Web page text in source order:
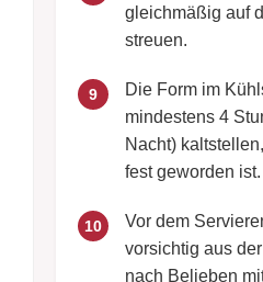
gleichmäßig auf
streuen.
9
Die Form im
mindestens 4
Nacht)
fest geworden ist.
10
Vor dem
vorsichtig aus
nach Belieben